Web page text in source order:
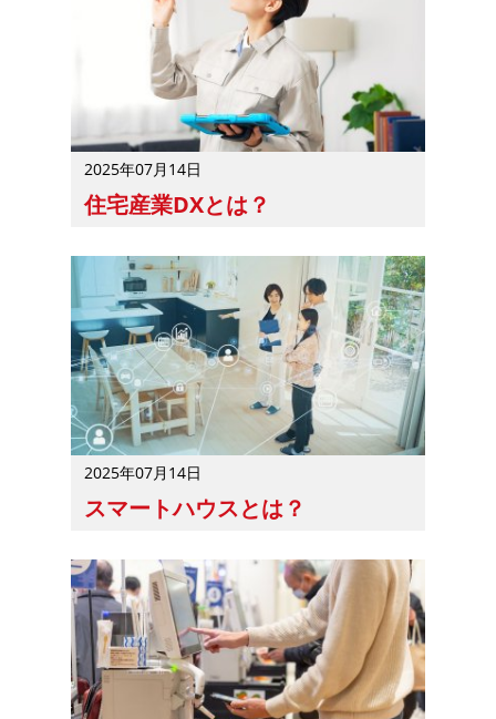
2025年07月14日
住宅産業DXとは？
2025年07月14日
スマートハウスとは？